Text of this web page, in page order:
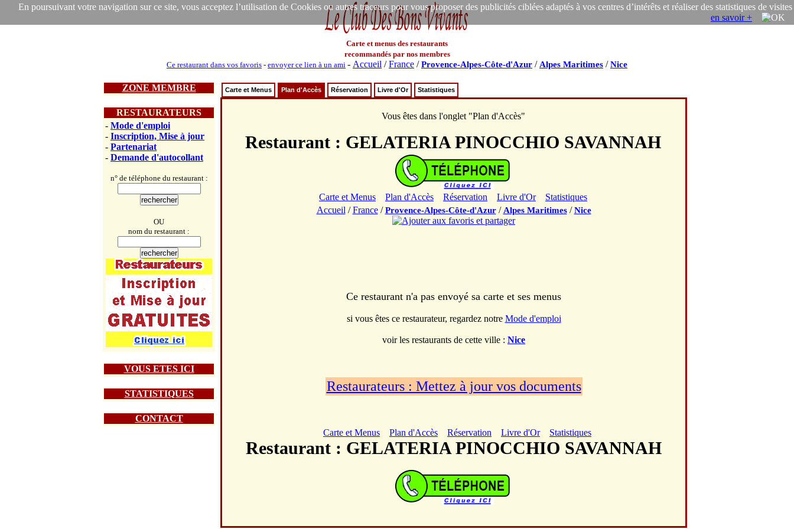
En poursuivant votre navigation sur ce site, vous acceptez l’utilisation de Cookies ou autres traceurs pour vous proposer des publicités ciblées adaptés à vos centres d’intérêts et réaliser des statistiques de visites
en savoir +
Carte et menus des restaurants
recommandés par nos membres
Ce restaurant dans vos favoris - envoyer ce lien à un ami - Accueil /France /Provence-Alpes-Côte-d'Azur / Alpes Maritimes /Nice
ZONE MEMBRE
RESTAURATEURS
- Mode d'emploi
- Inscription, Mise à jour
- Partenariat
- Demande d'autocollant
n° de téléphone du restaurant :
OU
nom du restaurant :
VOUS ETES ICI
STATISTIQUES
CONTACT
Carte et Menus Plan d'Accès Réservation Livre d'Or Statistiques
Vous êtes dans l'onglet "Plan d'Accès"
Restaurant : GELATERIA PINOCCHIO SAVANNAH
Carte et Menus Plan d'Accès Réservation Livre d'Or
Statistiques
Accueil /France/Provence-Alpes-Côte-d'Azur/ Alpes Maritimes/Nice
Ce restaurant n'a pas envoyé sa carte et ses menus
si vous êtes ce restaurateur, regardez notre Mode d'emploi
voir les restaurants de cette ville : Nice
Restaurateurs : Mettez à jour vos documents
Carte et Menus Plan d'Accès Réservation Livre d'Or Statistiques
Restaurant : GELATERIA PINOCCHIO SAVANNAH